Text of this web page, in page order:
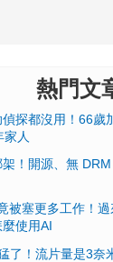
熱門文
探都沒用！66歲
人
！開源、無
被塞更多工作！
使用AI
了！流片量是3奈